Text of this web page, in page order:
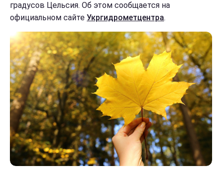
градусов Цельсия. Об этом сообщается на
официальном сайте Укргидрометцентра.